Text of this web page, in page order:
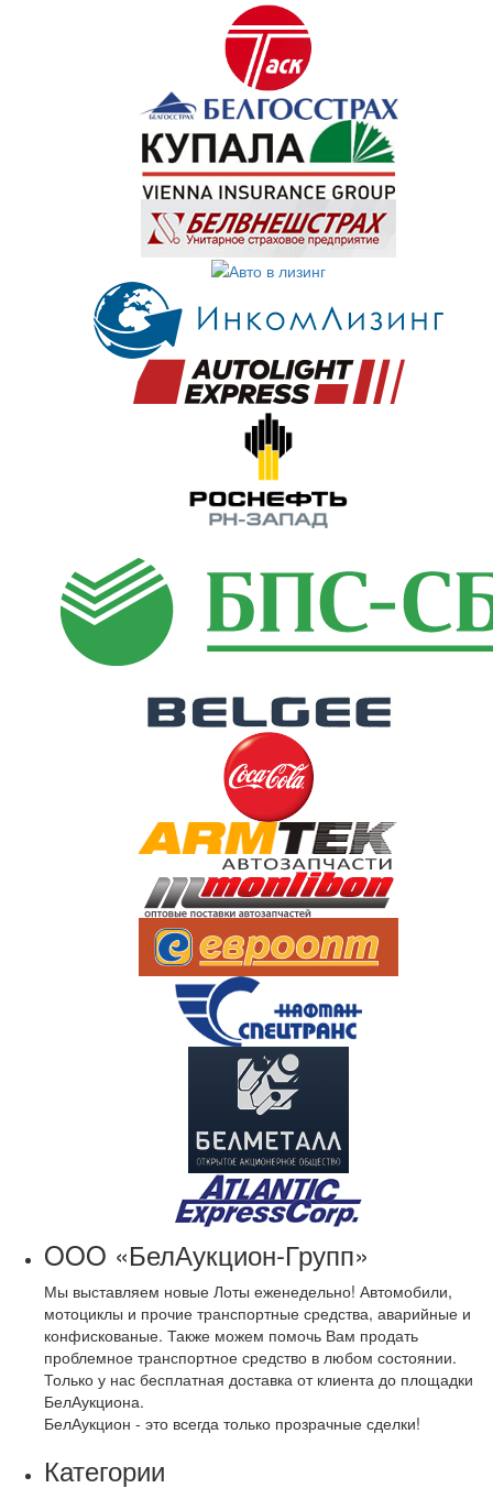
OOO «БелАукцион-Групп»
Мы выставляем новые Лоты еженедельно! Автомобили,
мотоциклы и прочие транспортные средства, аварийные и
конфискованые. Также можем помочь Вам продать
проблемное транспортное средство в любом состоянии.
Только у нас бесплатная доставка от клиента до площадки
БелАукциона.
БелАукцион - это всегда только прозрачные сделки!
Категории